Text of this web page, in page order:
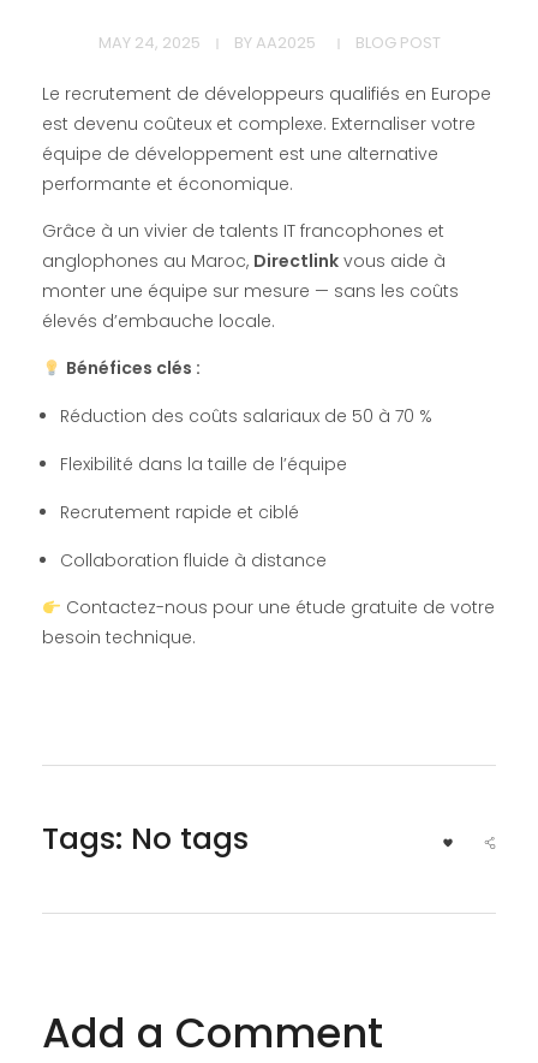
MAY 24, 2025 BY AA2025 BLOG POST
Le recrutement de développeurs qualifiés en Europe
est devenu coûteux et complexe. Externaliser votre
équipe de développement est une alternative
performante et économique.
Grâce à un vivier de talents IT francophones et
anglophones au Maroc, Directlink vous aide à
monter une équipe sur mesure — sans les coûts
élevés d’embauche locale.
Bénéfices clés :
Réduction des coûts salariaux de 50 à 70 %
Flexibilité dans la taille de l’équipe
Recrutement rapide et ciblé
Collaboration fluide à distance
Contactez-nous pour une étude gratuite de votre
besoin technique.
Tags: No tags
Add a Comment